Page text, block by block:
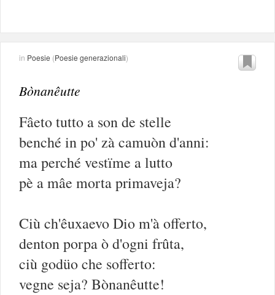
in Poesie (Poesie generazionali)
Bònanêutte
Fâeto tutto a son de stelle
benché in po' zà camuòn d'anni:
ma perché vestïme a lutto
pè a mâe morta primaveja?
Ciù ch'êuxaevo Dio m'à offerto,
denton porpa ò d'ogni frûta,
ciù godüo che sofferto:
vegne seja? Bònanêutte!